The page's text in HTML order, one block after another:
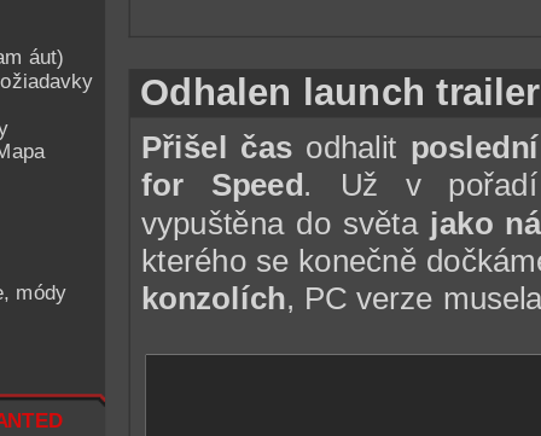
áut)
módy
Odhalen launch
Přišel čas odhalit
for Speed . Už v pořadí
vypuštěna do světa jako
kterého se konečně
konzolích, PC verze